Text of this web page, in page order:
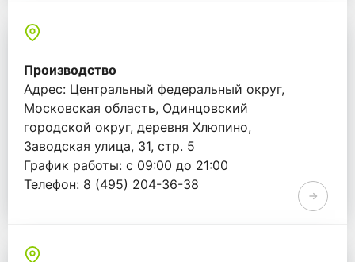
Производство
Адрес: Центральный федеральный округ,
Московская область, Одинцовский
городской округ, деревня Хлюпино,
Заводская улица, 31, стр. 5
График работы: с 09:00 до 21:00
Телефон: 8 (495) 204-36-38